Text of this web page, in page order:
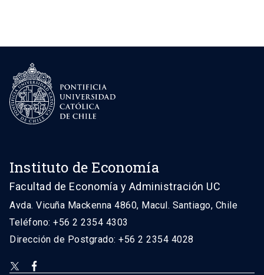
Instituto de Economía
Facultad de Economía y Administración UC
Avda. Vicuña Mackenna 4860, Macul. Santiago, Chile
Teléfono: +56 2 2354 4303
Dirección de Postgrado: +56 2 2354 4028